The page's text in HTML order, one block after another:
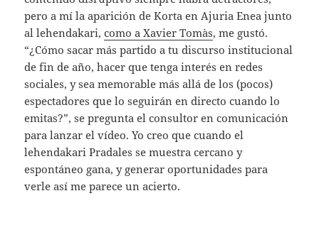
pero a mí la aparición de Korta en Ajuria Enea junto
al lehendakari,como a Xavier Tomàs, me gustó.
“¿Cómo sacar más partido a tu discurso institucional
de fin de año, hacer que tenga interés en redes
sociales, y sea memorable más allá de los (pocos)
espectadores que lo seguirán en directo cuando lo
emitas?”, se pregunta el consultor en comunicación
para lanzar el vídeo. Yo creo que cuando el
lehendakari Pradales se muestra cercano y
espontáneo gana, y generar oportunidades para
verle así me parece un acierto.